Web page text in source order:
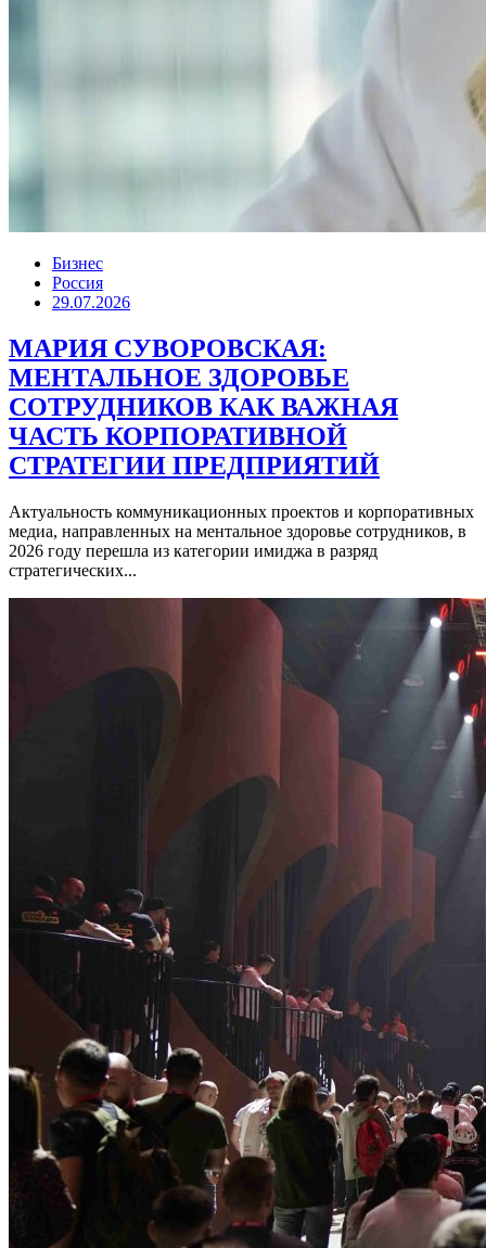
Бизнес
Россия
29.07.2026
МАРИЯ СУВОРОВСКАЯ:
МЕНТАЛЬНОЕ ЗДОРОВЬЕ
СОТРУДНИКОВ КАК ВАЖНАЯ
ЧАСТЬ КОРПОРАТИВНОЙ
СТРАТЕГИИ ПРЕДПРИЯТИЙ
Актуальность коммуникационных проектов и корпоративных
медиа, направленных на ментальное здоровье сотрудников, в
2026 году перешла из категории имиджа в разряд
стратегических...